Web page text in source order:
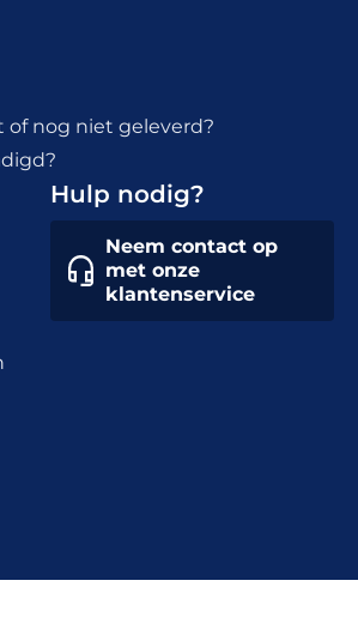
of nog niet geleverd?
Hulp nodig?
Neem contact op
met onze
klantenservice